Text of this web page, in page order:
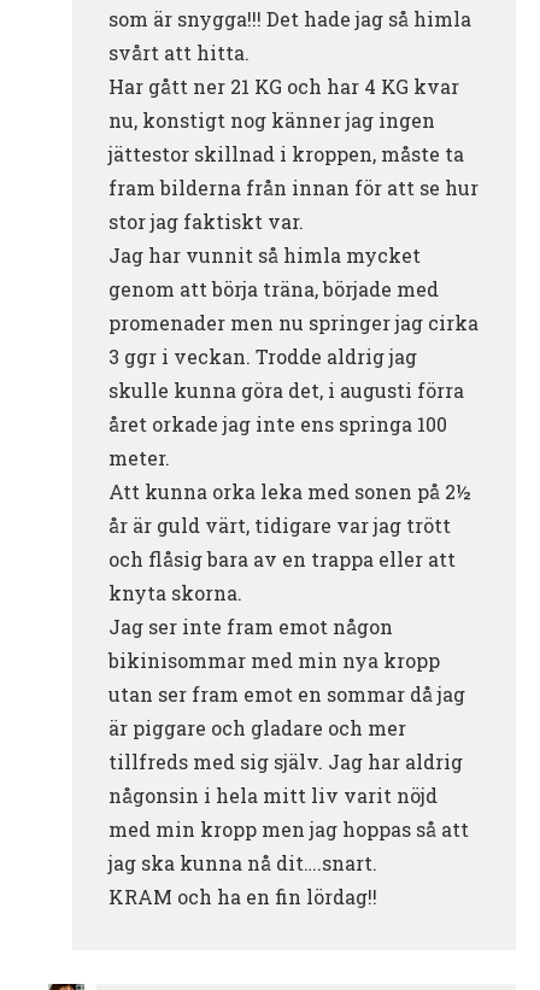
som är snygga!!! Det hade jag så himla
svårt att hitta.
Har gått ner 21 KG och har 4 KG kvar
nu, konstigt nog känner jag ingen
jättestor skillnad i kroppen, måste ta
fram bilderna från innan för att se hur
stor jag faktiskt var.
Jag har vunnit så himla mycket
genom att börja träna, började med
promenader men nu springer jag cirka
3 ggr i veckan. Trodde aldrig jag
skulle kunna göra det, i augusti förra
året orkade jag inte ens springa 100
meter.
Att kunna orka leka med sonen på 2½
år är guld värt, tidigare var jag trött
och flåsig bara av en trappa eller att
knyta skorna.
Jag ser inte fram emot någon
bikinisommar med min nya kropp
utan ser fram emot en sommar då jag
är piggare och gladare och mer
tillfreds med sig själv. Jag har aldrig
någonsin i hela mitt liv varit nöjd
med min kropp men jag hoppas så att
jag ska kunna nå dit….snart.
KRAM och ha en fin lördag!!